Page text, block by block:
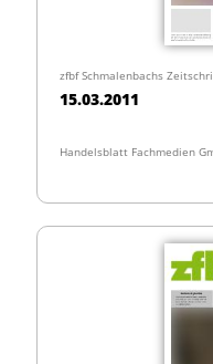
zfbf Schmalenbachs
15.03.2011
Handelsblatt Fachmedien